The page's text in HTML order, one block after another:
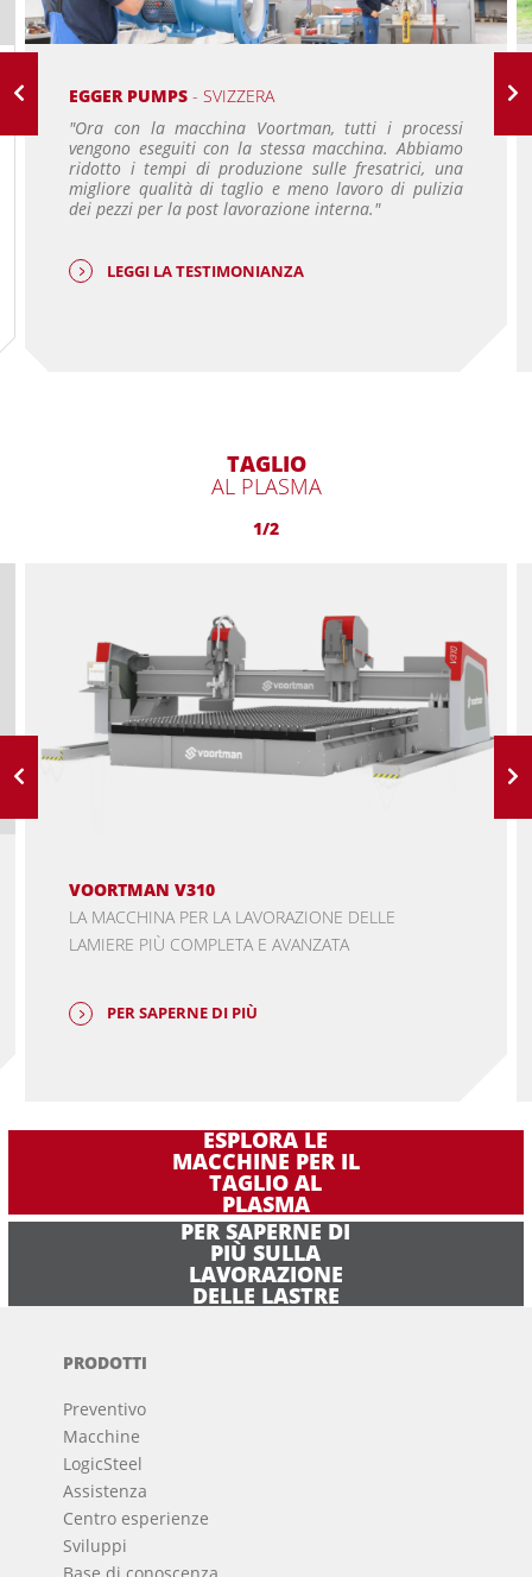
EGGER PUMPS- SVIZZERA
"Ora con la macchina Voortman, tutti i processi
vengono eseguiti con la stessa macchina. Abbiamo
ridotto i tempi di produzione sulle fresatrici, una
migliore qualità di taglio e meno lavoro di pulizia
dei pezzi per la post lavorazione interna."
LEGGI LA TESTIMONIANZA
TAGLIO
AL PLASMA
1/2
VOORTMAN V310
LA MACCHINA PER LA LAVORAZIONE DELLE
LAMIERE PIÙ COMPLETA E AVANZATA
PER SAPERNE DI PIÙ
ESPLORA LE
MACCHINE PER IL
TAGLIO AL
PLASMA
PER SAPERNE DI
PIÙ SULLA
LAVORAZIONE
DELLE LASTRE
PRODOTTI
Preventivo
Macchine
LogicSteel
Assistenza
Centro esperienze
Sviluppi